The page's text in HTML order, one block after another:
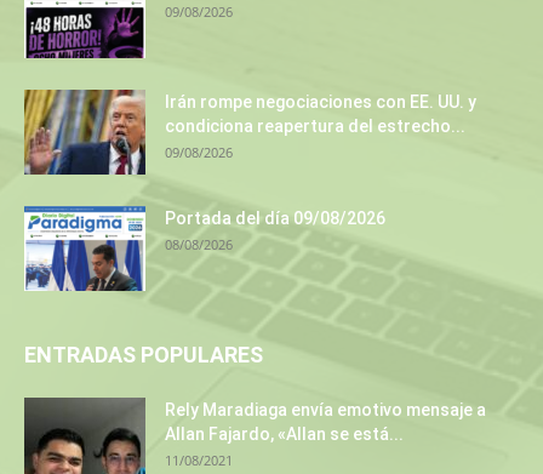
09/08/2026
Irán rompe negociaciones con EE. UU. y
condiciona reapertura del estrecho...
09/08/2026
Portada del día 09/08/2026
08/08/2026
ENTRADAS POPULARES
Rely Maradiaga envía emotivo mensaje a
Allan Fajardo, «Allan se está...
11/08/2021